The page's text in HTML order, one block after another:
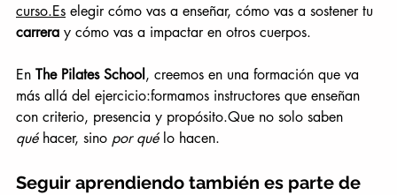
curso.Es elegir cómo vas a enseñar, cómo vas a sostener tu
carrera y cómo vas a impactar en otros cuerpos.
En The Pilates School, creemos en una formación que va
más allá del ejercicio:formamos instructores que enseñan
con criterio, presencia y propósito.Que no solo saben
qué hacer, sino por qué lo hacen.
Seguir aprendiendo también es parte de